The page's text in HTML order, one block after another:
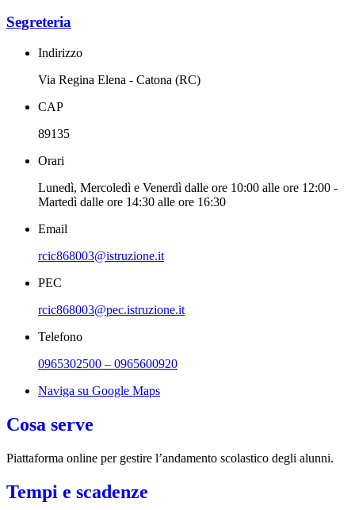
Segreteria
Indirizzo
Via Regina Elena - Catona (RC)
CAP
89135
Orari
Lunedì, Mercoledì e Venerdì dalle ore 10:00 alle ore 12:00 -
Martedì dalle ore 14:30 alle ore 16:30
Email
rcic868003@istruzione.it
PEC
rcic868003@pec.istruzione.it
Telefono
0965302500 – 0965600920
Naviga su Google Maps
Cosa serve
Piattaforma online per gestire l’andamento scolastico degli alunni.
Tempi e scadenze